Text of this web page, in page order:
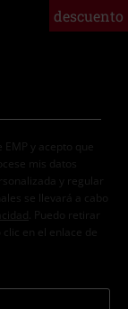
descuento
y acepto que
mis datos
y regular
se llevará a cabo
. Puedo retirar
en el enlace de